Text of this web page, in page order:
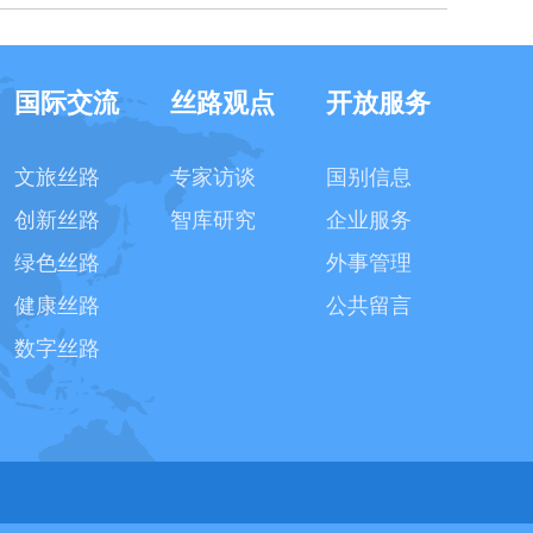
国际交流
文旅丝路
创新丝路
绿色丝路
健康丝路
数字丝路
丝路观点
专家访谈
智库研究
开放服务
国别信息
企业服务
外事管理
公共留言